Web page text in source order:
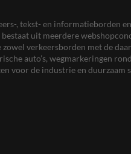
, tekst- en informatieborden
uit meerdere
verkeersborden met de
auto’s, wegmarkeringen
voor de industrie en duurzaam